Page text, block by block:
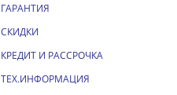
ГАРАНТИЯ
СКИДКИ
КРЕДИТ И РАССРОЧКА
ТЕХ.ИНФОРМАЦИЯ